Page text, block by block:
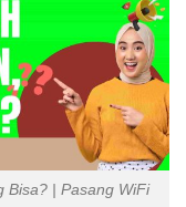
Bisa? | Pasang WiFi